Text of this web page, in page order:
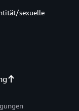
sexuelle